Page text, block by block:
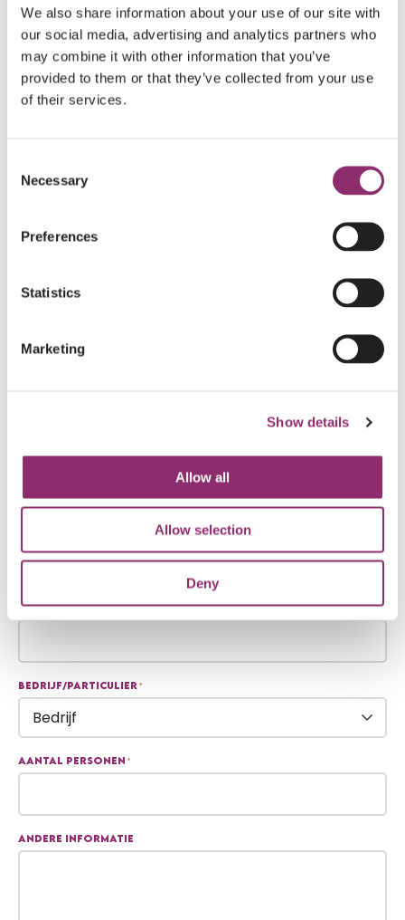
We also share information about your use of our site with
our social media, advertising and analytics partners who
may combine it with other information that you’ve
provided to them or that they’ve collected from your use
of their services.
Selection
Necessary
Preferences
Statistics
Marketing
Show details
Allow all
Allow selection
Deny
kunnen verbinden.
INFORMATIE
Wat:Een avond voor onze vaste én nieuwe vrijwilligers
Toegang is gratis, de locatie maken we later bekend
vrijwilligersavond.
AANMELDFORMULIER
Naam*
Achternaam
Telefoon*
Bedrijf/particulier *
Aantal personen *
Andere informatie